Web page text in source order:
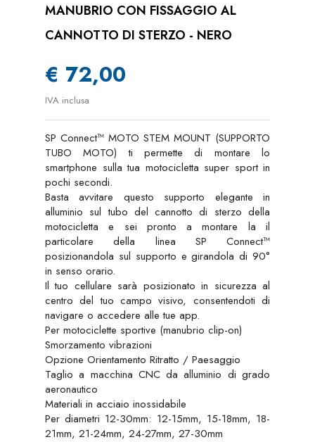
MANUBRIO CON FISSAGGIO AL
CANNOTTO DI STERZO - NERO
€ 72,00
IVA inclusa
SP Connect™ MOTO STEM MOUNT (SUPPORTO
TUBO MOTO) ti permette di montare lo
smartphone sulla tua motocicletta super sport in
pochi secondi.
Basta avvitare questo supporto elegante in
alluminio sul tubo del cannotto di sterzo della
motocicletta e sei pronto a montare la il
particolare della linea SP Connect™
posizionandola sul supporto e girandola di 90°
in senso orario.
Il tuo cellulare sarà posizionato in sicurezza al
centro del tuo campo visivo, consentendoti di
navigare o accedere alle tue app.
Per motociclette sportive (manubrio clip-on)
Smorzamento vibrazioni
Opzione Orientamento Ritratto / Paesaggio
Taglio a macchina CNC da alluminio di grado
aeronautico
Materiali in acciaio inossidabile
Per diametri 12-30mm: 12-15mm, 15-18mm, 18-
21mm, 21-24mm, 24-27mm, 27-30mm